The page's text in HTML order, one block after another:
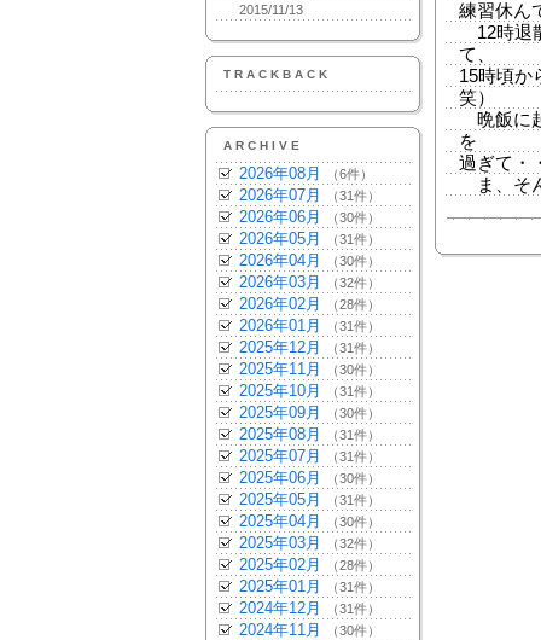
2015/11/13
TRACKBACK
ARCHIVE
2026年08月 （6件）
2026年07月 （31件）
2026年06月 （30件）
2026年05月 （31件）
2026年04月 （30件）
2026年03月 （32件）
2026年02月 （28件）
2026年01月 （31件）
2025年12月 （31件）
2025年11月 （30件）
2025年10月 （31件）
2025年09月 （30件）
2025年08月 （31件）
2025年07月 （31件）
2025年06月 （30件）
2025年05月 （31件）
2025年04月 （30件）
2025年03月 （32件）
2025年02月 （28件）
2025年01月 （31件）
2024年12月 （31件）
2024年11月 （30件）
練習休ん
12時退
て、
15時頃か
笑）
晩飯に
を
過ぎて・
ま、そ